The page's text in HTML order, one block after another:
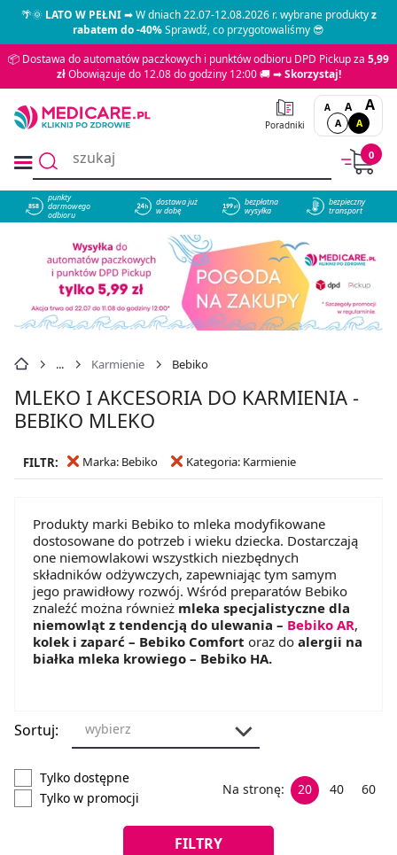
🌴🌞LATO W PEŁNI➡ W dniach 22.07-12.08.2026 r. wybrane produktyz
rabatem do -40%Sprawdź, co przygotowaliśmy 😎
📦 Dostawa do automatów paczkowych i punktów odbioru DPD Pickup za 5,99
złObowiązuje do 12.08 do godziny 12:00 🚚 ➡Skorzystaj!
Poradniki
A A A
A A
0
858
punkty
darmowego
odbioru
dostawa już
w dobę
bezpłatna
wysyłka
bezpieczny
transport
Karmienie Bebiko
MLEKO I AKCESORIA DO KARMIENIA -
BEBIKO MLEKO
FILTR: Marka: Bebiko Kategoria: Karmienie
Produkty marki Bebiko to mleka modyfikowane
dostosowane do potrzeb i wieku dziecka. Dostarczają
one niemowlakowi wszystkich niezbędnych
składników odżywczych, zapewniając tym samym
jego prawidłowy rozwój. Wśród preparatów Bebiko
znaleźć można również mleka specjalistyczne dla
niemowląt z tendencją do ulewania – Bebiko AR,
kolek i zaparć – Bebiko Comfort oraz do alergii na
białka mleka krowiego – Bebiko HA.
Sortuj: wybierz
Tylko dostępne
Tylko w promocji
Na stronę: 20 40 60
FILTRY